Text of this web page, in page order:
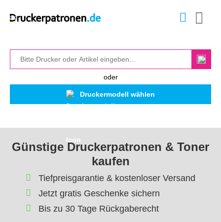
Druckermodell wählen
oder
Günstige Druckerpatronen & Toner
kaufen
Tiefpreisgarantie & kostenloser Versand
Jetzt gratis Geschenke sichern
Bis zu 30 Tage Rückgaberecht